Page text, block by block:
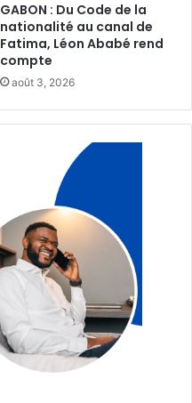
GABON : Du Code de la
nationalité au canal de
Fatima, Léon Ababé rend
compte
août 3, 2026